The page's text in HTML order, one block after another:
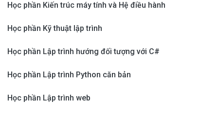
Học phần Kiến trúc máy tính và Hệ điều hành
Học phần Kỹ thuật lập trình
Học phần Lập trình hướng đối tượng với C#
Học phần Lập trình Python căn bản
Học phần Lập trình web